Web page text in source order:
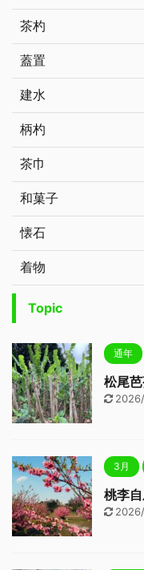
茶杓
蓋置
建水
柄杓
茶巾
和菓子
懐石
着物
Topic
通年
松尾
3月
桃李